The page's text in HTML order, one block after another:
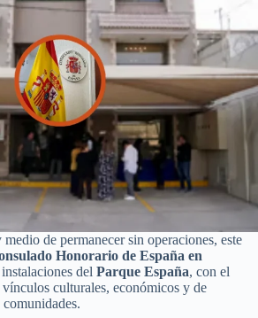
de permanecer sin operaciones, este
Honorario de España en
del Parque España, con el
culturales, económicos y de